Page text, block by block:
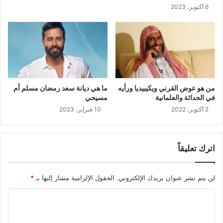
6 أكتوبر، 2023
من هو عوض القرني ويكيبيديا ورأيه
في الحداثة والعلمانية
2 أكتوبر، 2022
ما هي ديانة سعد رمضان مسلم أم
مسيحي
10 فبراير، 2023
اترك تعليقاً
لن يتم نشر عنوان بريدك الإلكتروني. الحقول الإلزامية مشار إليها بـ*